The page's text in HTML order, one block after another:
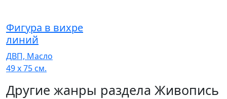
Фигура в вихре
линий
ДВП, Масло
49 x 75 см.
Другие жанры раздела Живопись